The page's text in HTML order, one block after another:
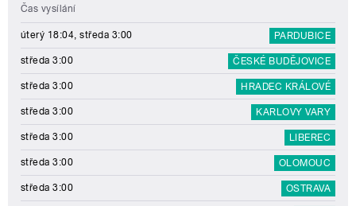
Čas vysílání
úterý 18:04, středa 3:00 PARDUBICE
středa 3:00 ČESKÉ BUDĚJOVICE
středa 3:00 HRADEC KRÁLOVÉ
středa 3:00 KARLOVY VARY
středa 3:00 LIBEREC
středa 3:00 OLOMOUC
středa 3:00 OSTRAVA